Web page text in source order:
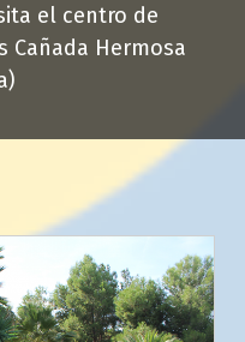
el centro de
Cañada Hermosa